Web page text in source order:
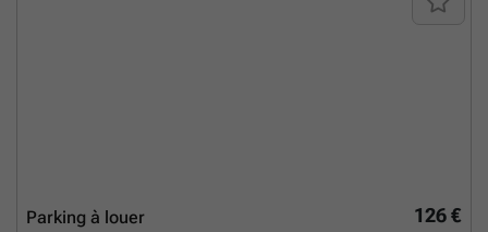
126 €
Parking à louer